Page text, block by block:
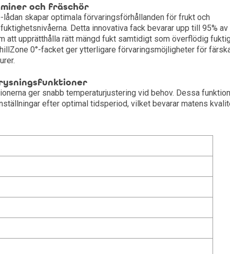
och fräschör
skapar optimala förvaringsförhållanden för frukt och
Detta innovativa fack bevarar upp till 95% av
att upprätthålla rätt mängd fukt samtidigt som överflödig
0°-facket ger ytterligare förvaringsmöjligheter för
ger snabb temperaturjustering vid behov. Dessa
efter optimal tidsperiod, vilket bevarar matens